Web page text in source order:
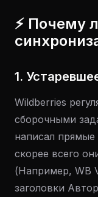
⚡ Почему
1.
Wildberries
сборочными
написал прямые
скорее всего
(Например, WB
заголовки